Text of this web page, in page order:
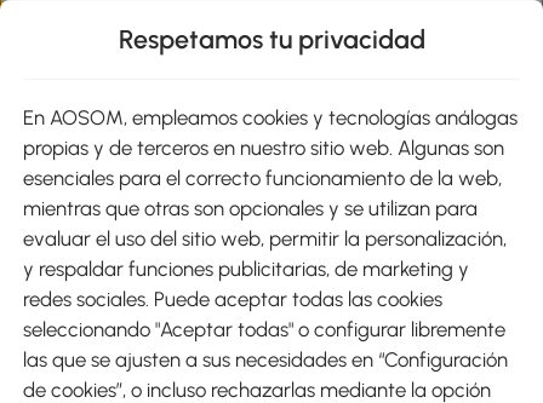
Métodos de Pago
Envíos
Respetamos tu privacidad
En AOSOM, empleamos cookies y tecnologías análogas
propias y de terceros en nuestro sitio web. Algunas son
esenciales para el correcto funcionamiento de la web,
mientras que otras son opcionales y se utilizan para
evaluar el uso del sitio web, permitir la personalización,
y respaldar funciones publicitarias, de marketing y
redes sociales. Puede aceptar todas las cookies
seleccionando "Aceptar todas" o configurar libremente
las que se ajusten a sus necesidades en “Configuración
de cookies”, o incluso rechazarlas mediante la opción